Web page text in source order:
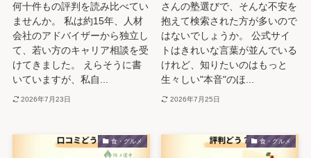
何十件もの評判を読み比べてい
ませんか。 私は約15年、人材
会社のアドバイザーから独立し
て、若い方のキャリア相談を受
けてきました。 えらそうに書
いていますが、私自...
2026年7月23日
さんの塾選びで、そんな不安を
抱えて検索された方が多いので
はないでしょうか。 公式サイ
トはきれいな言葉が並んでいる
けれど、知りたいのはもっと
生々しい"本音"のほ...
2026年7月25日
食・グルメ 食・グルメ